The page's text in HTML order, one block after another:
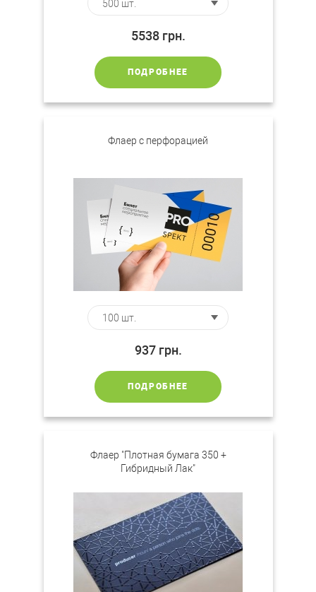
5538 грн.
ПОДРОБНЕЕ
Флаер с перфорацией
937 грн.
ПОДРОБНЕЕ
Флаер "Плотная бумага 350 +
Гибридный Лак"